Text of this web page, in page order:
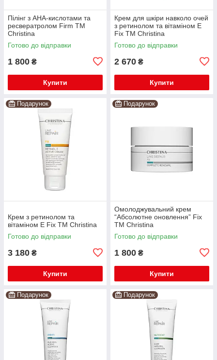
Пілінг з AHA-кислотами та
ресвератролом Firm TM
Christina
Готово до відправки
1 800 ₴
Купити
Крем для шкіри навколо очей
з ретинолом та вітаміном Е
Fix TM Christina
Готово до відправки
2 670 ₴
Купити
Подарунок
Крем з ретинолом та
вітаміном Е Fix TM Christina
Готово до відправки
3 180 ₴
Купити
Подарунок
Омолоджувальний крем
“Абсолютне оновлення” Fix
TM Christina
Готово до відправки
1 800 ₴
Купити
Подарунок Подарунок